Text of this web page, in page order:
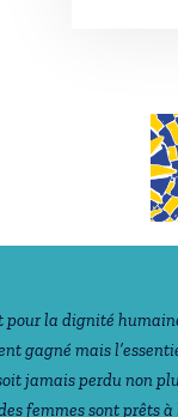
pour la dignité
gagné mais
jamais perdu non
femmes sont prêts à